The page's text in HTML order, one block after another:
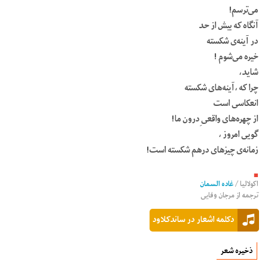
می‌ترسم!
آنگاه که بیش از حد
در آینه‌ی شکسته
خیره می‌شوم !
شاید،
چرا که ،آینه‌های شکسته
انعکاسی است
از چهره‌های واقعی ِدرون ما!
گویی امروز ،
زمانه‌ی چیزهای درهم شکسته است!
■
اکولالیا/غاده السمان
ترجمه ازمرجان وفایی
دکلمه اشعار در ساندکلاود
ذخیره شعر